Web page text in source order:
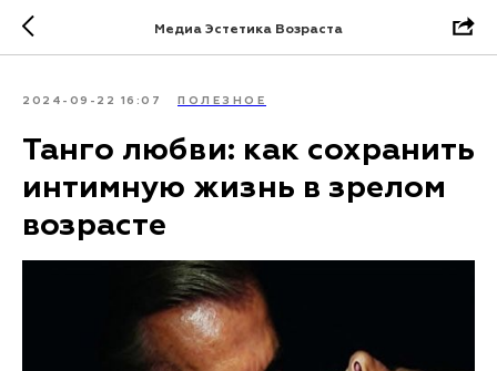
Медиа Эстетика Возраста
2024-09-22 16:07 ПОЛЕЗНОЕ
Танго любви: как сохранить
интимную жизнь в зрелом
возрасте